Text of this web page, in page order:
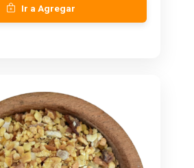
Ir a Agregar